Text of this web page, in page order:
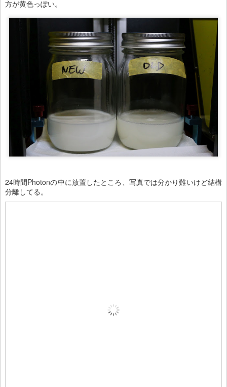
方が黄色っぽい。
24時間Photonの中に放置したところ、写真では分かり難いけど結構
分離してる。